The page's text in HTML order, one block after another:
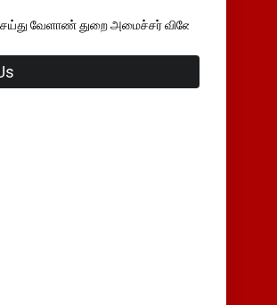
அமைச்சர் வினோத் வாசித்து வருகிறார். �.